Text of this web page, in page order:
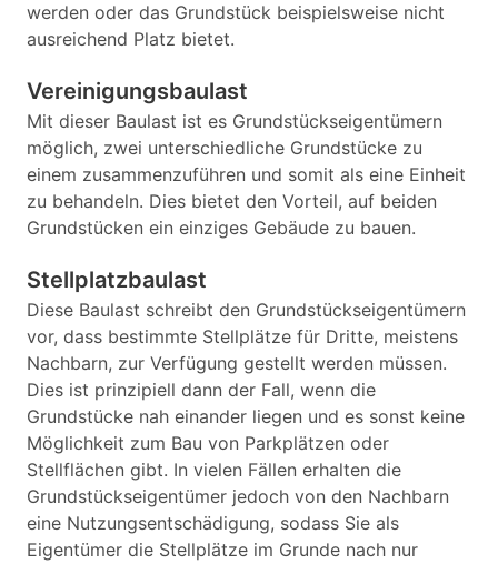
werden oder das Grundstück beispielsweise nicht
ausreichend Platz bietet.
Vereinigungsbaulast
Mit dieser Baulast ist es Grundstückseigentümern
möglich, zwei unterschiedliche Grundstücke zu
einem zusammenzuführen und somit als eine Einheit
zu behandeln. Dies bietet den Vorteil, auf beiden
Grundstücken ein einziges Gebäude zu bauen.
Stellplatzbaulast
Diese Baulast schreibt den Grundstückseigentümern
vor, dass bestimmte Stellplätze für Dritte, meistens
Nachbarn, zur Verfügung gestellt werden müssen.
Dies ist prinzipiell dann der Fall, wenn die
Grundstücke nah einander liegen und es sonst keine
Möglichkeit zum Bau von Parkplätzen oder
Stellflächen gibt. In vielen Fällen erhalten die
Grundstückseigentümer jedoch von den Nachbarn
eine Nutzungsentschädigung, sodass Sie als
Eigentümer die Stellplätze im Grunde nach nur